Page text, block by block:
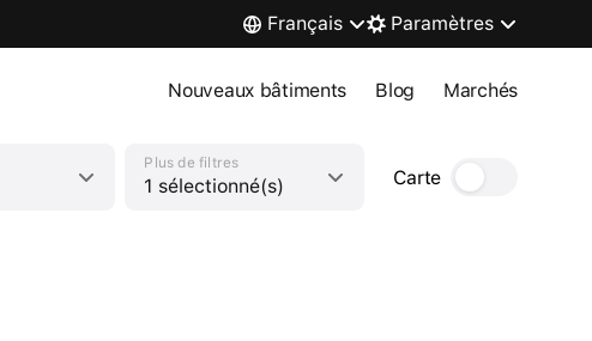
Français Paramètres
Nouveaux bâtiments Blog Marchés
Plus de filtres
1 sélectionné(s) Carte